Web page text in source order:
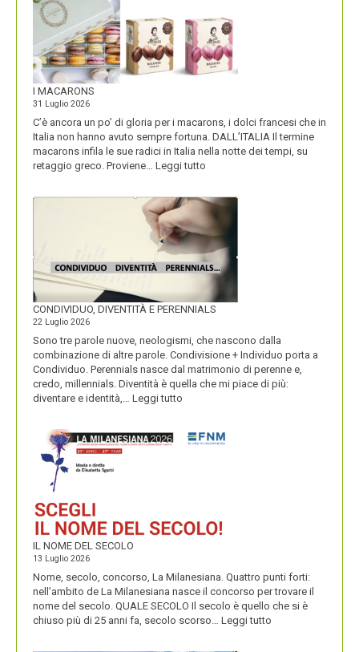
I MACARONS
31 Luglio 2026
C’è ancora un po’ di gloria per i macarons, i dolci francesi che in
Italia non hanno avuto sempre fortuna. DALL’ITALIA Il termine
macarons infila le sue radici in Italia nella notte dei tempi, su
retaggio greco. Proviene… Leggi tutto
CONDIVIDUO, DIVENTITÀ E PERENNIALS
22 Luglio 2026
Sono tre parole nuove, neologismi, che nascono dalla
combinazione di altre parole. Condivisione + Individuo porta a
Condividuo. Perennials nasce dal matrimonio di perenne e,
credo, millennials. Diventità è quella che mi piace di più:
diventare e identità,… Leggi tutto
E
IL NOME DEL SECOLO
13 Luglio 2026
Nome, secolo, concorso, La Milanesiana. Quattro punti forti:
nell’ambito de La Milanesiana nasce il concorso per trovare il
nome del secolo. QUALE SECOLO Il secolo è quello che si è
chiuso più di 25 anni fa, secolo scorso… Leggi tutto